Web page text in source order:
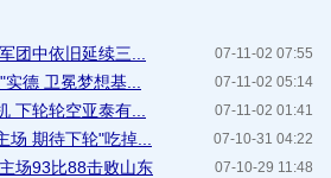
07-11-02 07:55
团中依旧延续三...
07-11-02 05:14
德 卫冕梦想基...
07-11-02 01:41
下轮轮空亚泰有...
07-10-31 04:22
期待下轮"吃掉...
07-10-29 11:48
场93比88击败山东